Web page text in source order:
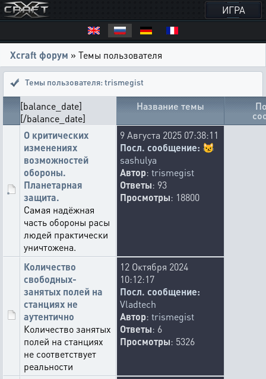
ИГРА
Xcraft форум » Темы пользователя
Темы пользователя: trismegist
[balance_date]
[/balance_date]
Название темы
О критических
изменениях
возможностей
обороны.
Планетарная
защита.
Самая надёжная
часть обороны расы
людей практически
уничтожена.
9 Августа 2025 07:38:11
Посл. сообщение: 😼
sashulya
Автор: trismegist
Ответы: 93
Просмотры: 18800
Количество
свободных-
занятых полей на
станциях не
аутентично
Количество занятых
полей на станциях
не соответствует
реальности
12 Октября 2024
10:12:17
Посл. сообщение:
Vladtech
Автор: trismegist
Ответы: 6
Просмотры: 5326